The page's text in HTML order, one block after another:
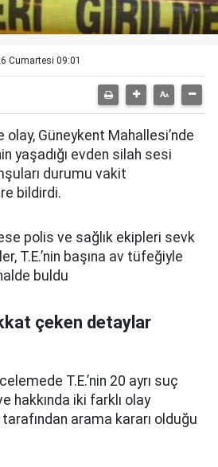
Cumartesi 09:01
olay, Güneykent Mahallesi’nde
yaşadığı evden silah sesi
durumu vakit
bildirdi.
polis ve sağlık ekipleri sevk
T.E.’nin başına av tüfeğiyle
buldu
çeken detaylar
T.E.’nin 20 ayrı suç
hakkında iki farklı olay
arama kararı olduğu